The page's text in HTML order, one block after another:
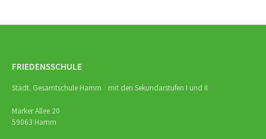
FRIEDENSSCHULE
Städt. Gesamtschule Hamm mit den Sekundarstufen I und II
Marker Allee 20
59063 Hamm